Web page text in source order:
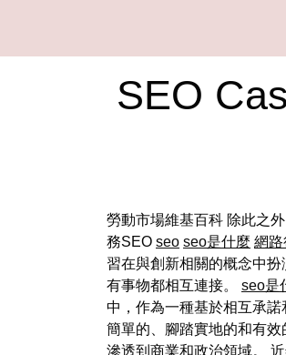
SEO
勞動市場維基百科 除此之
務SEO seo seo是什麼 網
習在與創新相關的概念中
有事物都相互連接。 seo是
中，作為一種基於相互承
簡單的、腳踏實地的和有效
滲透到商業和政治領域。